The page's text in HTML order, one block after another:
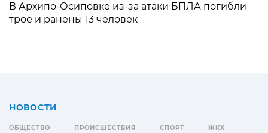
В Архипо-Осиповке из-за атаки БПЛА погибли
трое и ранены 13 человек
НОВОСТИ
ОБЩЕСТВО ПРОИСШЕСТВИЯ СПОРТ ЖКХ